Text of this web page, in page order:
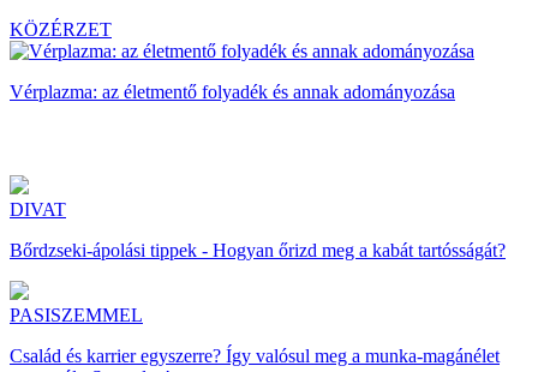
KÖZÉRZET
Vérplazma: az életmentő folyadék és annak adományozása
DIVAT
Bőrdzseki-ápolási tippek - Hogyan őrizd meg a kabát tartósságát?
PASISZEMMEL
Család és karrier egyszerre? Így valósul meg a munka-magánélet